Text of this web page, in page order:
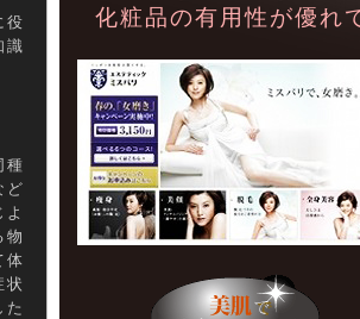
役
識
種
ど
物
体
状
た
化粧品の有用性が優れ